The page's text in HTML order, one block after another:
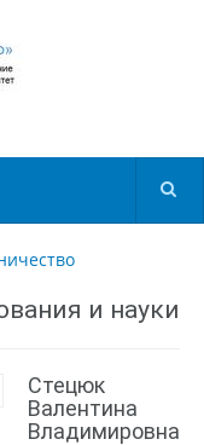
и науки
Стецюк
Валентина
Владимировна